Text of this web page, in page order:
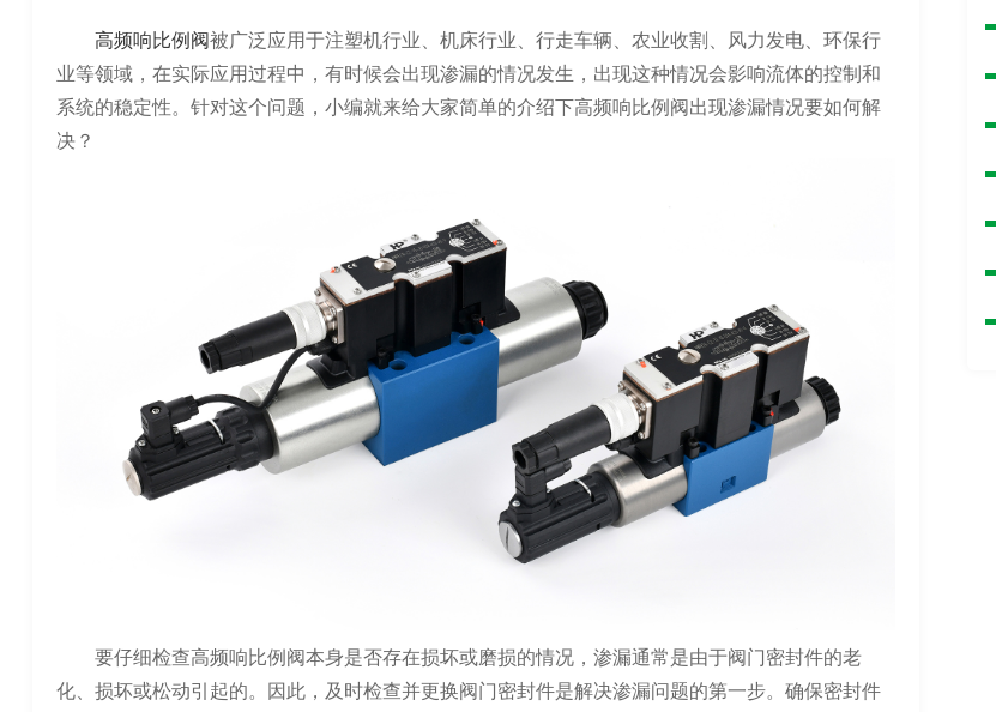
高频响比例阀被广泛应用于注塑机行业、机床行业、行走车辆、农业收割、风力发电、环保行
业等领域，在实际应用过程中，有时候会出现渗漏的情况发生，出现这种情况会影响流体的控制和
系统的稳定性。针对这个问题，小编就来给大家简单的介绍下高频响比例阀出现渗漏情况要如何解
决？
要仔细检查高频响比例阀本身是否存在损坏或磨损的情况，渗漏通常是由于阀门密封件的老
化、损坏或松动引起的。因此，及时检查并更换阀门密封件是解决渗漏问题的第一步。确保密封件